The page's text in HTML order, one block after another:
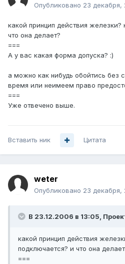
Опубликовано 23 декабря,
какой принцип действия железки?
что она делает?
===
А у вас какая форма допуска? :)
а можно как нибудь обойтись без
время или неимеем право
===
Уже отвечено выше.
Вставить ник Цитата
weter
Опубликовано 23 декабря,
В 23.12.2006 в 13:05,
какой принцип действия
подключается? и что она
===